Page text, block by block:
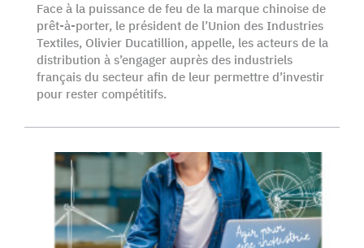
Face à la puissance de feu de la marque chinoise de
prêt-à-porter, le président de l’Union des Industries
Textiles, Olivier Ducatillion, appelle, les acteurs de la
distribution à s’engager auprès des industriels
français du secteur afin de leur permettre d’investir
pour rester compétitifs.